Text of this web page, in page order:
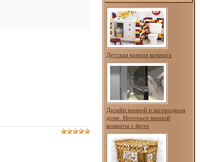
Детская ванная комната
Дизайн ванной в загородном
доме. Интерьер ванной
комнаты с фото